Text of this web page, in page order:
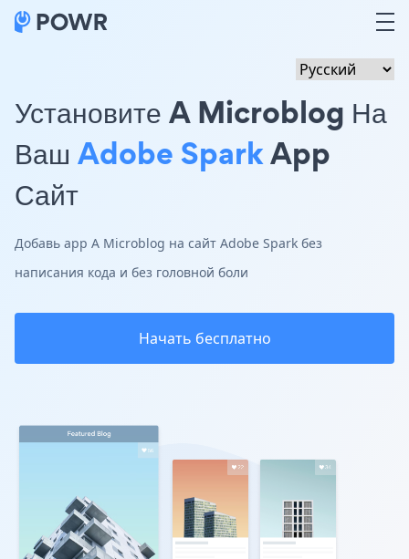
Установите A Microblog На
Ваш Adobe SparkApp
Сайт
Добавь app A Microblog на сайт Adobe Spark без
написания кода и без головной боли
Начать бесплатно